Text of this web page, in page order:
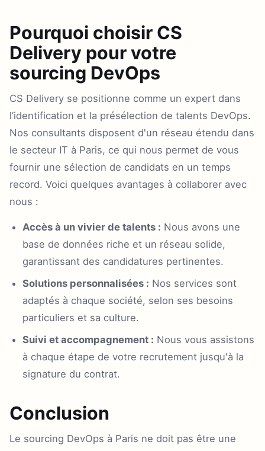
Pourquoi choisir CS
Delivery pour votre
sourcing DevOps
CS Delivery se positionne comme un expert dans
l’identification et la présélection de talents DevOps.
Nos consultants disposent d'un réseau étendu dans
le secteur IT à Paris, ce qui nous permet de vous
fournir une sélection de candidats en un temps
record. Voici quelques avantages à collaborer avec
nous :
Accès à un vivier de talents : Nous avons une
base de données riche et un réseau solide,
garantissant des candidatures pertinentes.
Solutions personnalisées : Nos services sont
adaptés à chaque société, selon ses besoins
particuliers et sa culture.
Suivi et accompagnement : Nous vous assistons
à chaque étape de votre recrutement jusqu'à la
signature du contrat.
Conclusion
Le sourcing DevOps à Paris ne doit pas être une